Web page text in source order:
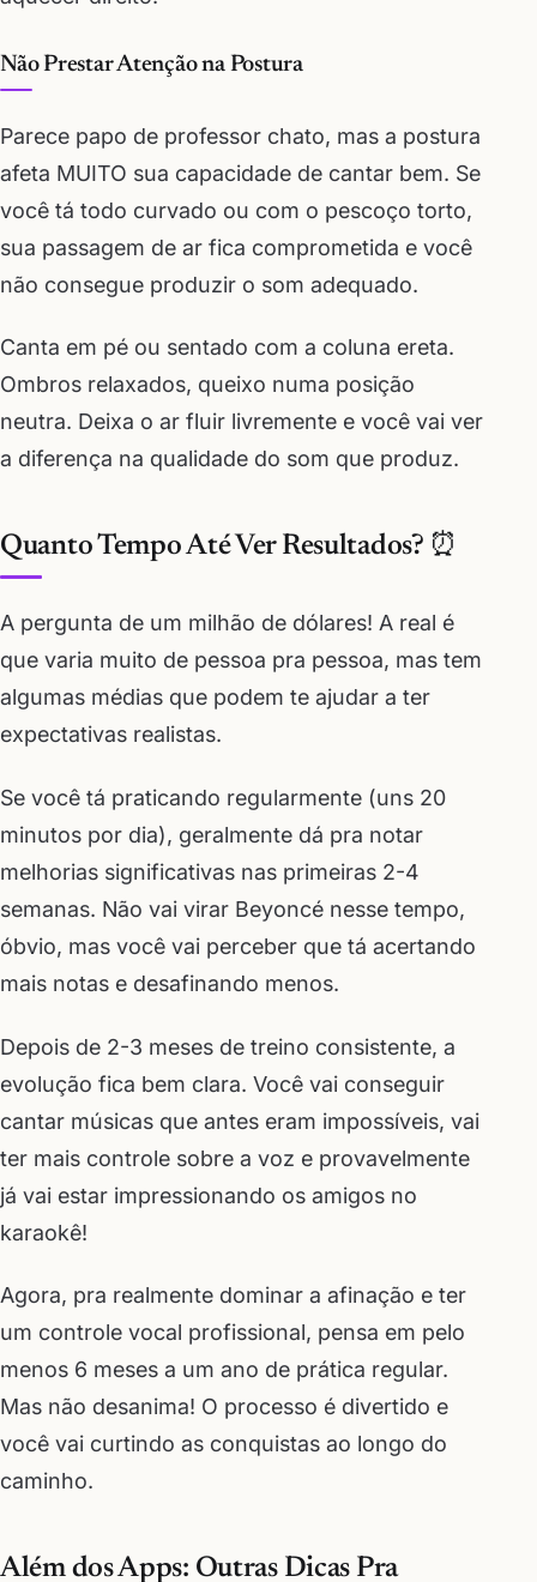
Não Prestar Atenção na Postura
Parece papo de professor chato, mas a postura
afeta MUITO sua capacidade de cantar bem. Se
você tá todo curvado ou com o pescoço torto,
sua passagem de ar fica comprometida e você
não consegue produzir o som adequado.
Canta em pé ou sentado com a coluna ereta.
Ombros relaxados, queixo numa posição
neutra. Deixa o ar fluir livremente e você vai ver
a diferença na qualidade do som que produz.
Quanto Tempo Até Ver Resultados? ⏰
A pergunta de um milhão de dólares! A real é
que varia muito de pessoa pra pessoa, mas tem
algumas médias que podem te ajudar a ter
expectativas realistas.
Se você tá praticando regularmente (uns 20
minutos por dia), geralmente dá pra notar
melhorias significativas nas primeiras 2-4
semanas. Não vai virar Beyoncé nesse tempo,
óbvio, mas você vai perceber que tá acertando
mais notas e desafinando menos.
Depois de 2-3 meses de treino consistente, a
evolução fica bem clara. Você vai conseguir
cantar músicas que antes eram impossíveis, vai
ter mais controle sobre a voz e provavelmente
já vai estar impressionando os amigos no
karaokê!
Agora, pra realmente dominar a afinação e ter
um controle vocal profissional, pensa em pelo
menos 6 meses a um ano de prática regular.
Mas não desanima! O processo é divertido e
você vai curtindo as conquistas ao longo do
caminho.
Além dos Apps: Outras Dicas Pra